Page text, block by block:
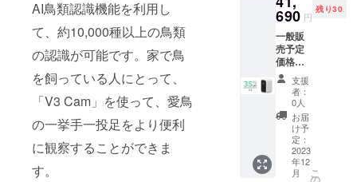
AI鳥類認識機能を利用し
て、約10,000種以上の鳥類
の認識が可能です。家で鳥
を飼っている人にとって、
「V3 Cam」を使って、愛鳥
の一挙手一投足をより便利
に観察することができま
す。
ケーブ
ル×2 壁
付用ス
テッ
カー×2
壁付用
くぎ×8
SIMカー
ドリ
リース
ピン×2
日本語
取扱説
明書×2
690 円
残り30
一般販
売予定
価格：
64,155
円（税
込） ※
送料無
料（日
本国内
限定）
内容
物：
支援
者：
0人
お届
け予
定：
2023
年12
月
こ
の